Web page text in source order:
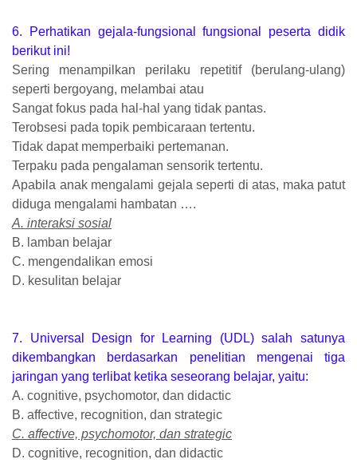
6. Perhatikan gejala-fungsional fungsional peserta didik
berikut ini!
Sering menampilkan perilaku repetitif (berulang-ulang)
seperti bergoyang, melambai atau
Sangat fokus pada hal-hal yang tidak pantas.
Terobsesi pada topik pembicaraan tertentu.
Tidak dapat memperbaiki pertemanan.
Terpaku pada pengalaman sensorik tertentu.
Apabila anak mengalami gejala seperti di atas, maka patut
diduga mengalami hambatan ….
A. interaksi sosial
B. lamban belajar
C. mengendalikan emosi
D. kesulitan belajar
7. Universal Design for Learning (UDL) salah satunya
dikembangkan berdasarkan penelitian mengenai tiga
jaringan yang terlibat ketika seseorang belajar, yaitu:
A. cognitive, psychomotor, dan didactic
B. affective, recognition, dan strategic
C. affective, psychomotor, dan strategic
D. cognitive, recognition, dan didactic